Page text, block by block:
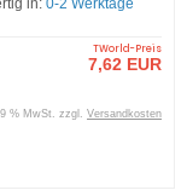
in: 0-2 Werktage
TWorld-Preis
7,62 EUR
% MwSt. zzgl. Versandkosten